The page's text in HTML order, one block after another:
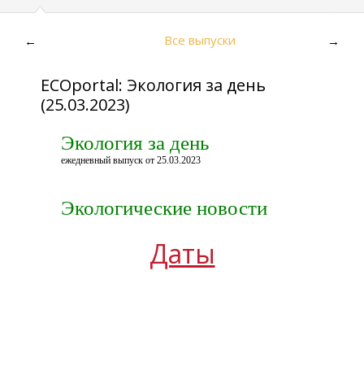
← Все выпуски →
ECOportal: Экология за день
(25.03.2023)
Экология за день
ежедневный выпуск от 25.03.2023
Экологические новости
Даты